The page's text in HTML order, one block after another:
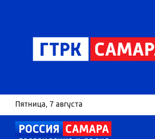
Пятница, 7 августа